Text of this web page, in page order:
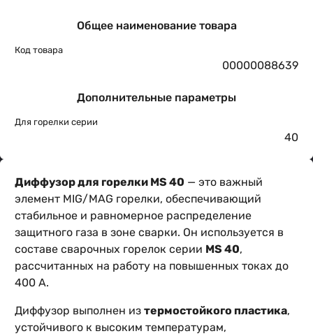
Общее наименование товара
Код товара
00000088639
Дополнительные параметры
Для горелки серии
40
Диффузор для горелки MS 40 — это важный
элемент MIG/MAG горелки, обеспечивающий
стабильное и равномерное распределение
защитного газа в зоне сварки. Он используется в
составе сварочных горелок серии MS 40,
рассчитанных на работу на повышенных токах до
400 А.
Диффузор выполнен из термостойкого пластика,
устойчивого к высоким температурам,